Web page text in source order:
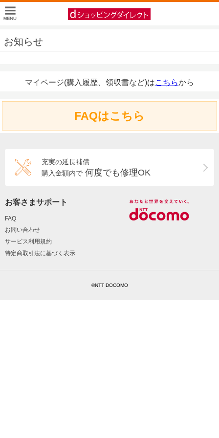
お知らせ
マイページ(購入履歴、領収書など)はこちらから
FAQはこちら
充実の延長補償
購入金額内で 何度でも修理OK
お客さまサポート
FAQ
お問い合わせ
サービス利用規約
特定商取引法に基づく表示
©NTT DOCOMO